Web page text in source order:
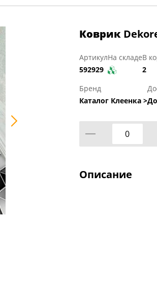
Коврик
Артикул
592929
На складеВ
2
Бренд
Каталог Клеенка >
Описание